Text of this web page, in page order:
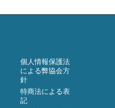
個人情報保護法
による弊協会方
針
特商法による表
記